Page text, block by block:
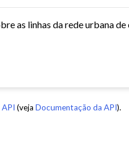
API (veja Documentação da API).